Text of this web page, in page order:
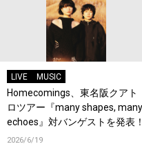
LIVE MUSIC
Homecomings、東名阪クアト
ロツアー『many shapes, many
echoes』対バンゲストを発表！
2026/6/19